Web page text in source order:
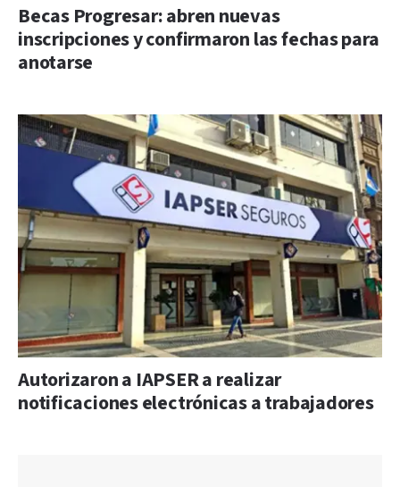
Becas Progresar: abren nuevas
inscripciones y confirmaron las fechas para
anotarse
Autorizaron a IAPSER a realizar
notificaciones electrónicas a trabajadores